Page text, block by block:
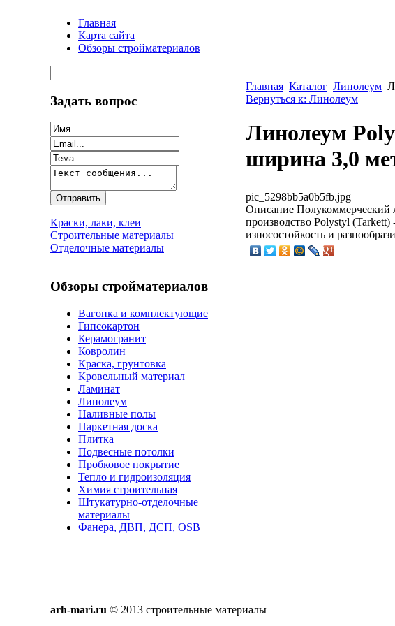
Главная
Карта сайта
Обзоры стройматериалов
Задать вопрос
Краски, лаки, клеи
Строительные материалы
Отделочные материалы
Обзоры стройматериалов
Вагонка и комплектующие
Гипсокартон
Керамогранит
Ковролин
Краска, грунтовка
Кровельный материал
Ламинат
Линолеум
Наливные полы
Паркетная доска
Плитка
Подвесные потолки
Пробковое покрытие
Тепло и гидроизоляция
Химия строительная
Штукатурно-отделочные
материалы
Фанера, ДВП, ДСП, OSB
Главная Каталог Линолеум
Вернуться к: Линолеум
Линолеум
ширина 3,0
pic_5298bb5a0b5fb.jpg
Описание Полукоммерческий
производство Polystyl
износостойкость и
arh-mari.ru © 2013 строительные материалы